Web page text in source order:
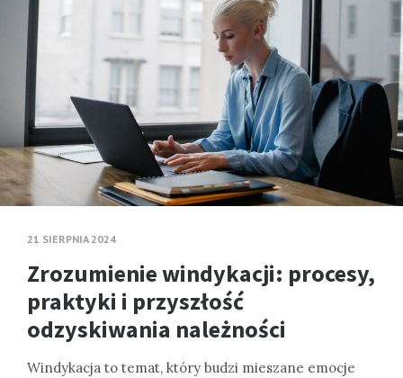
21 SIERPNIA 2024
Zrozumienie windykacji: procesy,
praktyki i przyszłość
odzyskiwania należności
Windykacja to temat, który budzi mieszane emocje